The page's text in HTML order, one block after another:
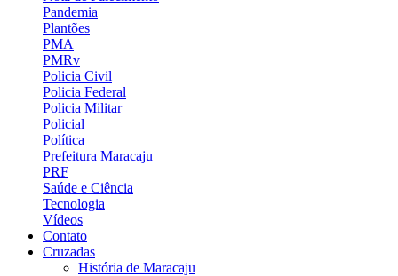
Pandemia
Plantões
PMA
PMRv
Policia Civil
Policia Federal
Policia Militar
Policial
Política
Prefeitura Maracaju
PRF
Saúde e Ciência
Tecnologia
Vídeos
Contato
Cruzadas
História de Maracaju